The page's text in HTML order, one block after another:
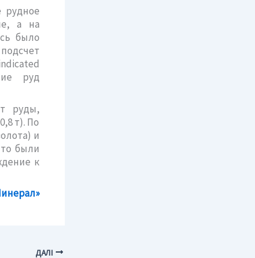
рудное
а на
было
руд
руды,
т). По
и
были
к
ДАЛІ